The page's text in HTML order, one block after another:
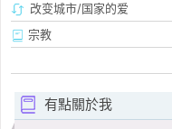
改变城市/国家的爱
宗教
有點關於我